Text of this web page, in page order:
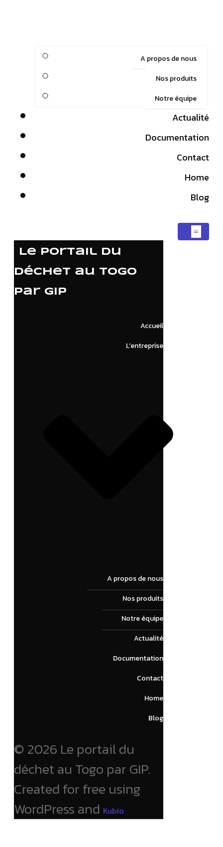
A propos de nous
Nos produits
Notre équipe
Actualité
Documentation
Contact
Home
Blog
Le portail du
déchet au Togo
par GIP
Accueil
L’entreprise
A propos de nous
Nos produits
Notre équipe
Actualité
Documentation
Contact
Home
Blog
© 2026 Le portail du
déchet au Togo par GIP.
Created for free using
WordPress and Kubio